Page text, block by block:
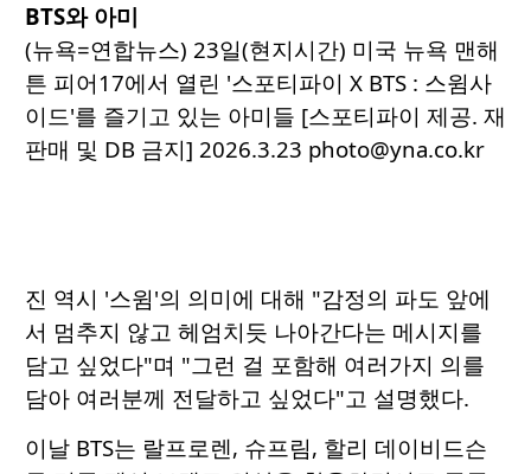
BTS와 아미
(뉴욕=연합뉴스) 23일(현지시간) 미국 뉴욕 맨해
튼 피어17에서 열린 '스포티파이 X BTS : 스윔사
이드'를 즐기고 있는 아미들 [스포티파이 제공. 재
판매 및 DB 금지] 2026.3.23 photo@yna.co.kr
진 역시 '스윔'의 의미에 대해 "감정의 파도 앞에
서 멈추지 않고 헤엄치듯 나아간다는 메시지를
담고 싶었다"며 "그런 걸 포함해 여러가지 의를
담아 여러분께 전달하고 싶었다"고 설명했다.
이날 BTS는 랄프로렌, 슈프림, 할리 데이비드슨